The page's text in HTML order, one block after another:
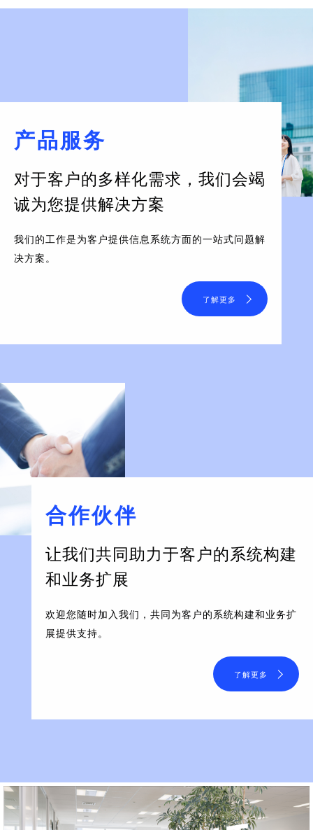
产品服务
对于客户的多样化需求， 我们会竭
诚为您提供解决方案
我们的工作是为客户提供信息系统方面的一站式问题解
决方案。
了解更多
合作伙伴
让我们共同助力于客户的系统构建
和业务扩展
欢迎您随时加入我们，共同为客户的系统构建和业务扩
展提供支持。
了解更多